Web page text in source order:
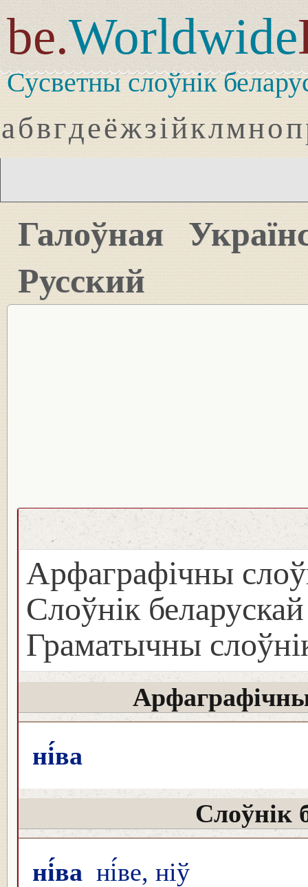
be.Worldwide
Сусветны слоўнік
абвгдеёжзійклмноп
Галоўная
Русский
Арфаграфічны
Слоўнік
Граматычны
ні́ва
Слоўнік
ні́ва ні́ве, ніў